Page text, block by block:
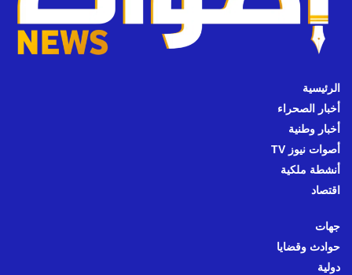
الرئيسية
أخبار الصحراء
أخبار وطنية
أصوات نيوز TV
أنشطة ملكية
اقتصاد
جهات
حوادث وقضايا
دولية